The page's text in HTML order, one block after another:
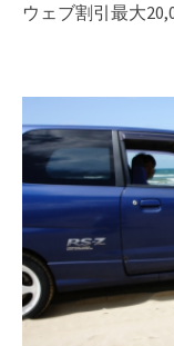
ウェブ割引最大